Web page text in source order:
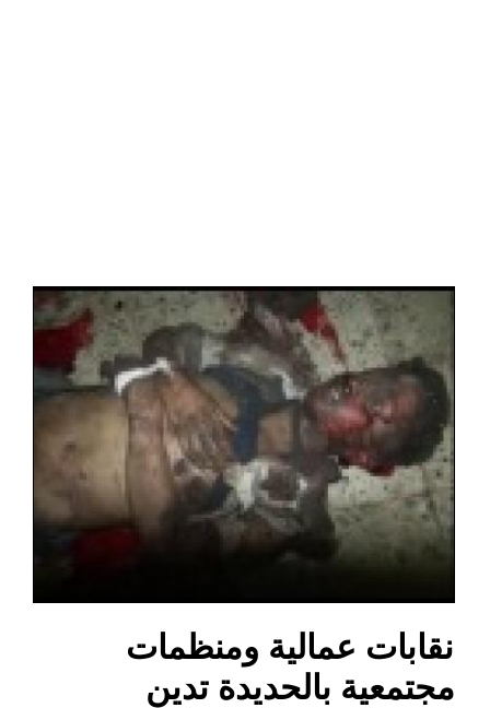
نقابات عمالية ومنظمات
مجتمعية بالحديدة تدين